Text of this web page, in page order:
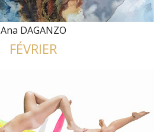
Ana DAGANZO
FÉVRIER